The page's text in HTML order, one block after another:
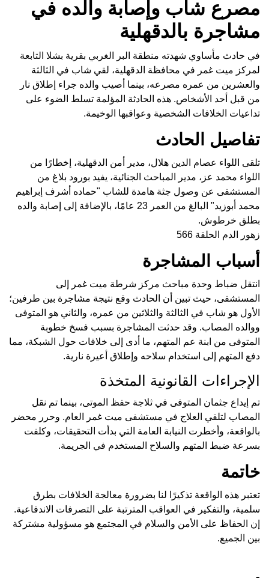
مصرع شاب وإصابة والده في
مشاجرة بالدقهلية
في حادث مأساوي شهدته منطقة البر الغربي بقرية بشلا التابعة
لمركز ميت غمر في محافظة الدقهلية، لقي شاب في الثالثة
والعشرين من عمره مصرعه، بينما أصيب والده جراء إطلاق نار
من قبل أحد الأشخاص. هذه الحادثة المؤلمة تسلط الضوء على
تداعيات الخلافات الشخصية وعواقبها الوخيمة.
تفاصيل الحادث
تلقى اللواء عصام الدين هلال، مدير أمن الدقهلية، إخطارًا من
اللواء محمد عز، مدير المباحث الجنائية، يفيد بورود بلاغ من
المستشفى عن وصول جثة هامدة للشاب "حماده أشرف إبراهيم
محمد أبوزيد" البالغ من العمر 23 عامًا، بالإضافة إلى إصابة والده
بطلق خرطوش.
زهور الدم الحلقة 566
أسباب المشاجرة
انتقل ضباط وحدة مباحث مركز شرطة ميت غمر إلى
المستشفى، حيث تبين أن الحادث وقع نتيجة مشاجرة بين طرفين؛
الأول هو شاب في الثالثة والثلاثين من عمره، والثاني هو المتوفى
ووالده المصاب. وقد حدثت المشاجرة بسبب فسخ خطوبة
المتوفى من ابنة عم المتهم، ما أدى إلى خلافات حول الشبكة، مما
دفع المتهم إلى استخدام سلاحه وإطلاق أعيرة نارية.
الإجراءات القانونية المتخذة
تم إيداع جثمان المتوفى في ثلاجة حفظ الموتى، بينما تم نقل
المصاب لتلقي العلاج في مستشفى ميت غمر العام. وحرر محضر
بالواقعة، وأخطرت النيابة العامة التي بدأت التحقيقات، وكلفت
بسرعة ضبط المتهم والسلاح المستخدم في الجريمة.
خاتمة
تعتبر هذه الواقعة تذكيرًا لنا بضرورة معالجة الخلافات بطرق
سلمية، والتفكير في العواقب المترتبة على التصرفات الاندفاعية.
إن الحفاظ على الأمن والسلام في المجتمع هو مسؤولية مشتركة
بين الجميع.